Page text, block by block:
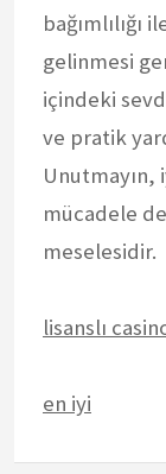
gelinmesi
içindeki
ve pratik
Unutmayın,
mücadele
meselesidir.
lisanslı
en iyi